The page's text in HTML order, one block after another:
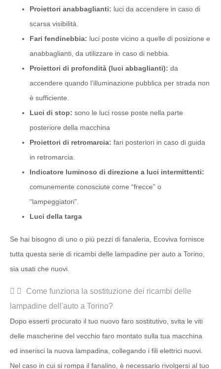
Proiettori anabbaglianti: luci da accendere in caso di
scarsa visibilità.
Fari fendinebbia: luci poste vicino a quelle di posizione e
anabbaglianti, da utilizzare in caso di nebbia.
Proiettori di profondità (luci abbaglianti): da
accendere quando l’illuminazione pubblica per strada non
è sufficiente.
Luci di stop: sono le luci rosse poste nella parte
posteriore della macchina
Proiettori di retromarcia: fari posteriori in caso di guida
in retromarcia.
Indicatore luminoso di direzione a luci intermittenti:
comunemente conosciute come “frecce” o
“lampeggiatori”.
Luci della targa
Se hai bisogno di uno o più pezzi di fanaleria, Ecoviva fornisce
tutta questa serie di ricambi delle lampadine per auto a Torino,
sia usati che nuovi.
Come funziona la sostituzione dei ricambi delle
lampadine dell'auto a Torino?
Dopo esserti procurato il tuo nuovo faro sostitutivo, svita le viti
delle mascherine del vecchio faro montato sulla tua macchina
ed inserisci la nuova lampadina, collegando i fili elettrici nuovi.
Nel caso in cui si rompa il fanalino, è necessario rivolgersi al tuo